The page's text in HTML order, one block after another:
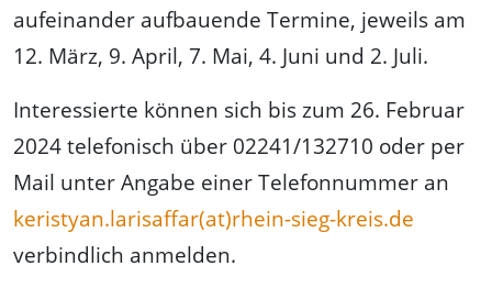
aufeinander aufbauende Termine, jeweils am
12. März, 9. April, 7. Mai, 4. Juni und 2. Juli.
Interessierte können sich bis zum 26. Februar
2024 telefonisch über 02241/132710 oder per
Mail unter Angabe einer Telefonnummer an
keristyan.larisaffar(at)rhein-sieg-kreis.de
verbindlich anmelden.